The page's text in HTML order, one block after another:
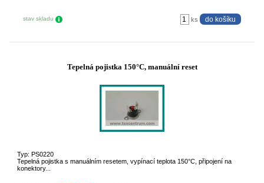
stav skladu ks
Tepelná pojistka 150°C, manuální reset
Typ: PS0220
Tepelná pojistka s manuálním resetem, vypínací teplota 150°C, připojení na
konektory...